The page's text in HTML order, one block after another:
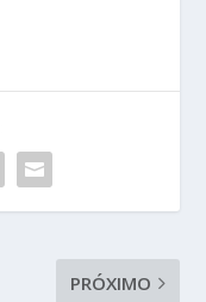
PRÓXIMO